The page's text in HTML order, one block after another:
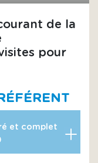
de la
pour
et complet